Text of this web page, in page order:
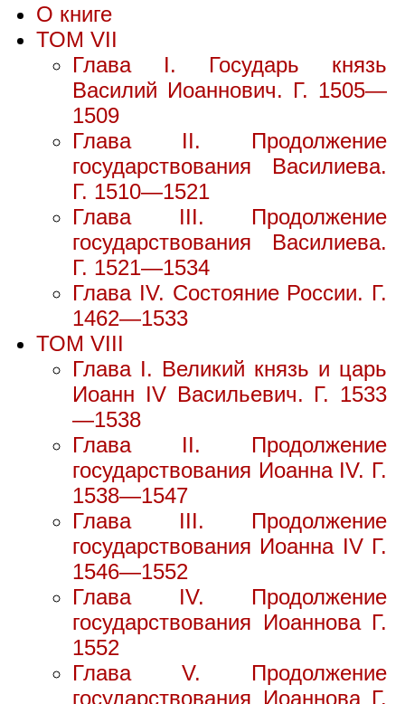
О книге
ТОМ VII
Глава I. Государь князь
Василий Иоаннович. Г. 1505—
1509
Глава II. Продолжение
государствования Василиева.
Г. 1510—1521
Глава III. Продолжение
государствования Василиева.
Г. 1521—1534
Глава IV. Состояние России. Г.
1462—1533
ТОМ VIII
Глава I. Великий князь и царь
Иоанн IV Васильевич. Г. 1533
—1538
Глава II. Продолжение
государствования Иоанна IV. Г.
1538—1547
Глава III. Продолжение
государствования Иоанна IV Г.
1546—1552
Глава IV. Продолжение
государствования Иоаннова Г.
1552
Глава V. Продолжение
государствования Иоаннова Г.